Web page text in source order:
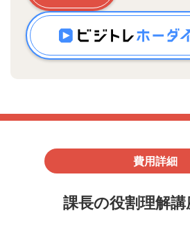
費用詳細
課長の役割理解講